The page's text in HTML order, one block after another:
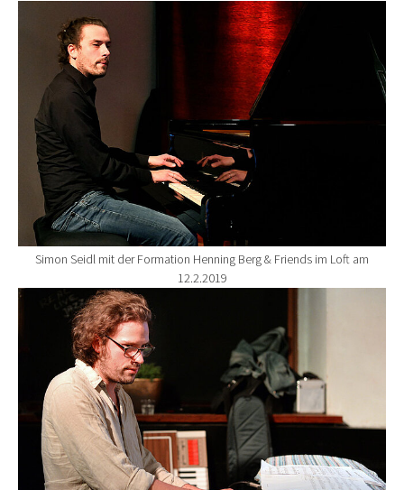
Show larger version for:
Simon Seidl mit der Formation Henning Berg & Friends im Loft am
12.2.2019
Show larger version for: